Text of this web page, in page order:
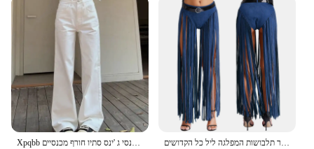
Xpqbb מותן גבוה ג 'ינס לבן לנשים פשוט חדש, מכנסי ג' ינס רופף מכנסי ג 'ינס סתיו חורף מכנסיים היפי הבוקרת שטסל מפוצל נשים פטמות גבוהה מותניים עם גדילים ארוכים חגור וחגורה עבור תלבושות המפלגה ליל כל הקדושים